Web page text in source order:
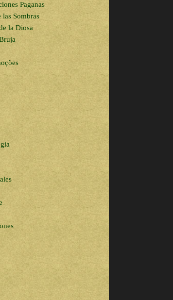
Paganas
Sombras
la Diosa